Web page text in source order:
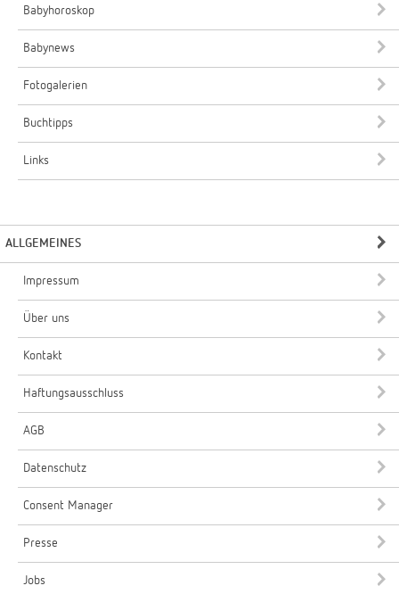
Babyhoroskop
Babynews
Fotogalerien
Buchtipps
Links
ALLGEMEINES
Impressum
Über uns
Kontakt
Haftungsausschluss
AGB
Datenschutz
Consent Manager
Presse
Jobs